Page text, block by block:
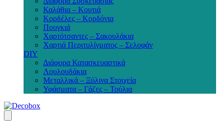
Καλάθια – Κουτιά
Κορδέλες – Κορδόνια
Πουγκιά
Χαρτότσαντες – Σακουλάκια
Χαρτιά Περιτυλίγματος – Σελοφάν
DIY
Διάφορα Κατασκευαστικά
Λουλουδάκια
Μεταλλικά – Ξύλινα Στοιχεία
Υφάσματα – Γάζες – Τούλια